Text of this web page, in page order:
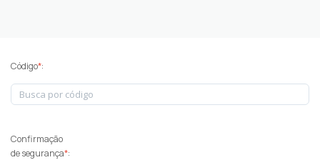
Código*:
Confirmação
de segurança*: